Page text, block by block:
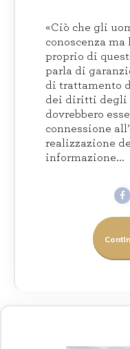
«Ciò che gli
conoscenza ma
proprio di
parla di
di trattamento
dei diritti degli
dovrebbero
connessione
realizzazione
informazione...